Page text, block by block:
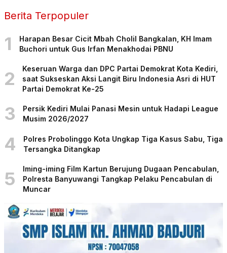
Berita Terpopuler
1
Harapan Besar Cicit Mbah Cholil Bangkalan, KH Imam
Buchori untuk Gus Irfan Menakhodai PBNU
2
Keseruan Warga dan DPC Partai Demokrat Kota Kediri,
saat Sukseskan Aksi Langit Biru Indonesia Asri di HUT
Partai Demokrat Ke-25
3
Persik Kediri Mulai Panasi Mesin untuk Hadapi League
Musim 2026/2027
4
Polres Probolinggo Kota Ungkap Tiga Kasus Sabu, Tiga
Tersangka Ditangkap
5
Iming-iming Film Kartun Berujung Dugaan Pencabulan,
Polresta Banyuwangi Tangkap Pelaku Pencabulan di
Muncar